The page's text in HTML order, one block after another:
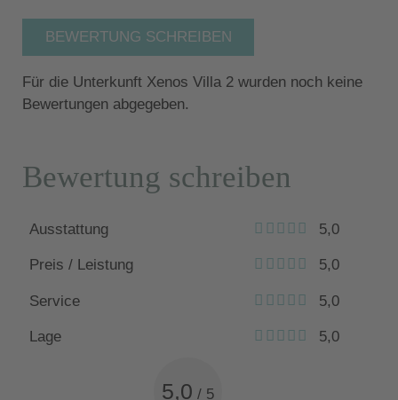
BEWERTUNG SCHREIBEN
Für die Unterkunft Xenos Villa 2 wurden noch keine
Bewertungen abgegeben.
Bewertung schreiben
Ausstattung 5,0
Preis / Leistung 5,0
Service 5,0
Lage 5,0
5,0 / 5